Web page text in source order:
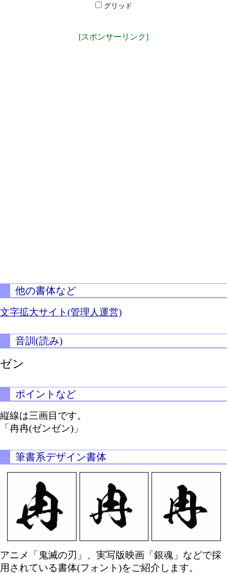
グリッド
[スポンサーリンク]
他の書体など
文字拡大サイト(管理人運営)
音訓(読み)
ゼン
ポイントなど
縦線は三画目です。
「冉冉(ゼンゼン)」
筆書系デザイン書体
アニメ「鬼滅の刃」、実写版映画「銀魂」などで採
用されている書体(フォント)をご紹介します。